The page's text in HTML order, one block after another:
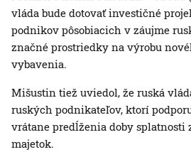
vláda bude dotovať investičné
podnikov pôsobiacich v záujme
značné prostriedky na výrobu
vybavenia.
Mišustin tiež uviedol, že ruská
ruských podnikateľov, ktorí
vrátane predĺženia doby splatnosti
majetok.